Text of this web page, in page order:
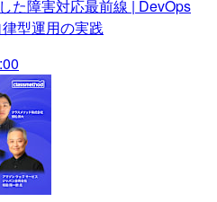
た障害対応最前線 | DevOps
型運用の実践